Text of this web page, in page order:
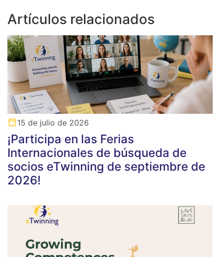
Artículos relacionados
15 de julio de 2026
¡Participa en las Ferias
Internacionales de búsqueda de
socios eTwinning de septiembre de
2026!